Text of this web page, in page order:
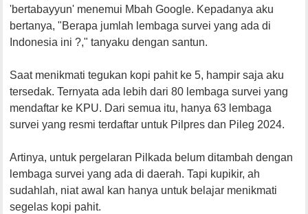
'bertabayyun' menemui Mbah Google. Kepadanya aku
bertanya, "Berapa jumlah lembaga survei yang ada di
Indonesia ini ?," tanyaku dengan santun.
Saat menikmati tegukan kopi pahit ke 5, hampir saja aku
tersedak. Ternyata ada lebih dari 80 lembaga survei yang
mendaftar ke KPU. Dari semua itu, hanya 63 lembaga
survei yang resmi terdaftar untuk Pilpres dan Pileg 2024.
Artinya, untuk pergelaran Pilkada belum ditambah dengan
lembaga survei yang ada di daerah. Tapi kupikir, ah
sudahlah, niat awal kan hanya untuk belajar menikmati
segelas kopi pahit.